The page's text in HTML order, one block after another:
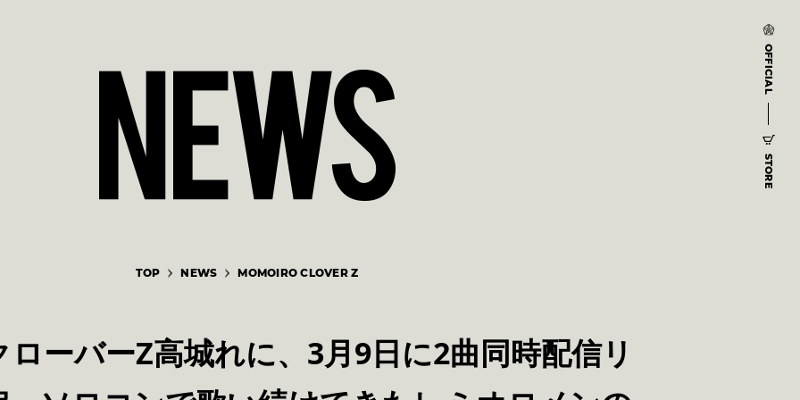
OFFICIAL
STORE
TOP NEWS MOMOIRO CLOVER Z
ーバーZ高城れに、3月9日に2曲同時配信リ